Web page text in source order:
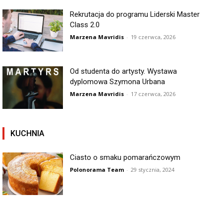
Rekrutacja do programu Liderski Master
Class 2.0
Marzena Mavridis - 19 czerwca, 2026
Od studenta do artysty. Wystawa
dyplomowa Szymona Urbana
Marzena Mavridis - 17 czerwca, 2026
KUCHNIA
Ciasto o smaku pomarańczowym
Polonorama Team - 29 stycznia, 2024